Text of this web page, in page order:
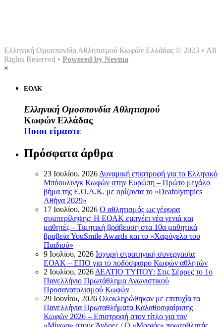
Ελληνική Ομοσπονδία Αθλητισμού Κωφών Ελλάδας © 2023 • All
Rights Reserved • Powered by Nevma
×
ΕΟΑΚ
Ελληνική Ομοσπονδία Αθλητισμού
Κωφών Ελλάδας
Ποιοι είμαστε
Πρόσφατα άρθρα
23 Ιουλίου, 2026Δυναμική επιστροφή για το Ελληνικό
Μπόουλινγκ Κωφών στην Ευρώπη – Πρώτο μεγάλο
βήμα της Ε.Ο.Α.Κ. με ορίζοντα το «Deafolympics
Αθήνα 2029»
17 Ιουλίου, 2026 Ο αθλητισμός ως γέφυρα
συμπερίληψης: Η ΕΟΑΚ εμπνέει νέα γενιά και
μαθητές – Τιμητική βράβευση στα 10α μαθητικά
βραβεία YouSmile Awards και το «Χαμόγελο του
Παιδιού»
9 Ιουλίου, 2026 Ισχυρή στρατηγική συνεργασία
ΕΟΑΚ – ΕΠΟ για το ποδόσφαιρο Κωφών αθλητών
2 Ιουλίου, 2026ΔΕΛΤΙΟ ΤΥΠΟΥ: Στις Σέρρες το 1ο
Πανελλήνιο Πρωτάθλημα Αγωνιστικού
Προσανατολισμού Κωφών
29 Ιουνίου, 2026 Ολοκληρώθηκαν με επιτυχία τα
Πανελλήνια Πρωταθλήματα Καλαθοσφαίρισης
Κωφών 2026 – Επιστροφή στον τίτλο για τον